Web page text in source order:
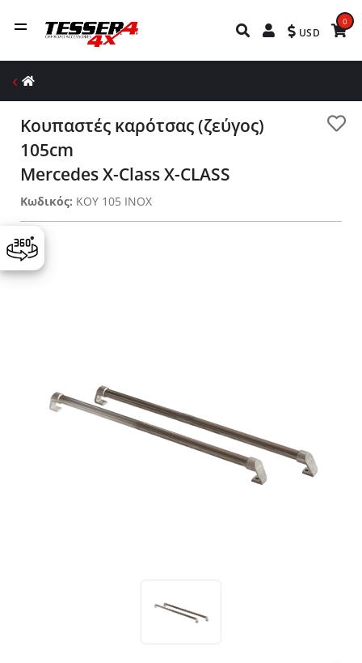
USD
0
Κουπαστές καρότσας (ζεύγος)
105cm
Mercedes X-Class X-CLASS
Κωδικός: KOY 105 INOX